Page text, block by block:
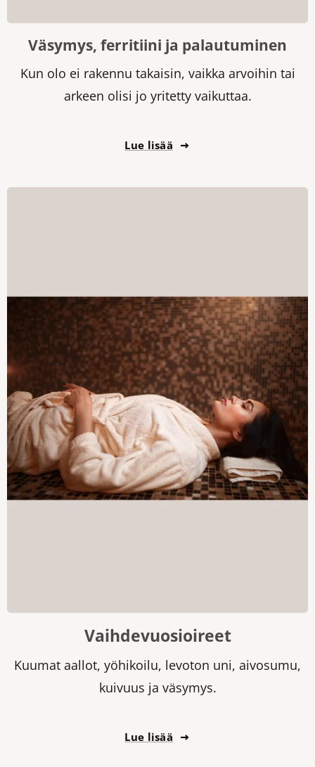
Väsymys, ferritiini ja palautuminen
Kun olo ei rakennu takaisin, vaikka arvoihin tai
arkeen olisi jo yritetty vaikuttaa.
Lue lisää
Vaihdevuosioireet
Kuumat aallot, yöhikoilu, levoton uni, aivosumu,
kuivuus ja väsymys.
Lue lisää